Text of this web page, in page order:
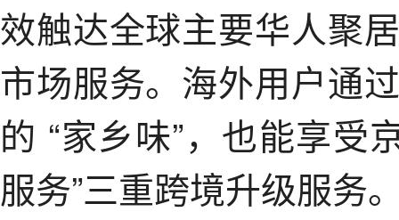
效触达全球主要华人聚
市场服务。海外用户通
的 “家乡味”，也能享受
服务”三重跨境升级服务